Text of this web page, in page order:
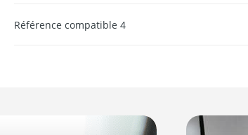
Référence compatible 4